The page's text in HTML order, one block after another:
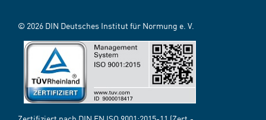
© 2026 DIN Deutsches Institut für Normung e. V.